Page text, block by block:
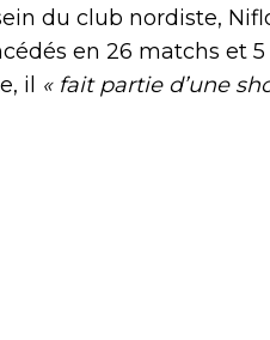
du club nordiste,
en 26 matchs et
il « fait partie d’une